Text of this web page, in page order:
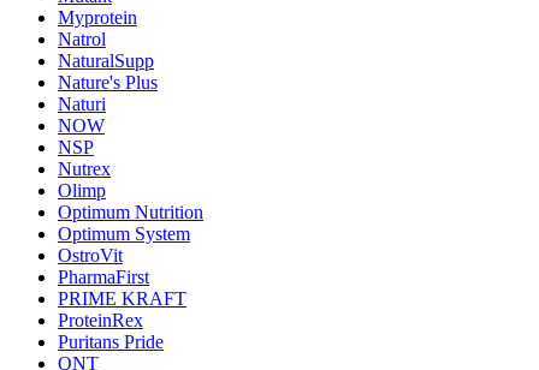
Myprotein
Natrol
NaturalSupp
Nature's Plus
Naturi
NOW
NSP
Nutrex
Olimp
Optimum Nutrition
Optimum System
OstroVit
PharmaFirst
PRIME KRAFT
ProteinRex
Puritans Pride
QNT